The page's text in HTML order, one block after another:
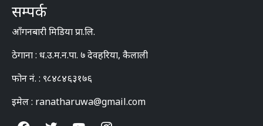
सम्पर्क
आँगनबारी मिडिया प्रा.लि.
ठेगाना : ध.उ.म.न.पा. ७ देवहरिया, कैलाली
फोन नं. : ९८४८४६३१७६
इमेल : ranatharuwa@gmail.com